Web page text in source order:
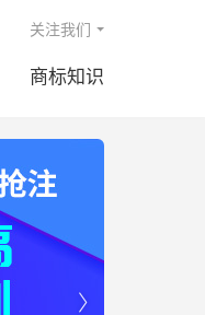
商标知识
关注我们
